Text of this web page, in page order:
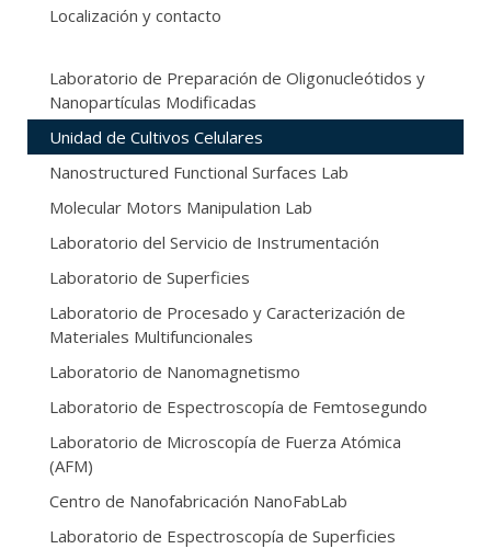
Localización y contacto
Laboratorio de Preparación de Oligonucleótidos y
Nanopartículas Modificadas
Unidad de Cultivos Celulares
Nanostructured Functional Surfaces Lab
Molecular Motors Manipulation Lab
Laboratorio del Servicio de Instrumentación
Laboratorio de Superficies
Laboratorio de Procesado y Caracterización de
Materiales Multifuncionales
Laboratorio de Nanomagnetismo
Laboratorio de Espectroscopía de Femtosegundo
Laboratorio de Microscopía de Fuerza Atómica
(AFM)
Centro de Nanofabricación NanoFabLab
Laboratorio de Espectroscopía de Superficies